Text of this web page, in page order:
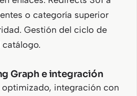
o categoría superior
Gestión del ciclo de
Graph e integración
integración con